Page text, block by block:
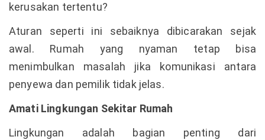
kerusakan tertentu?
Aturan seperti ini sebaiknya dibicarakan sejak
awal. Rumah yang nyaman tetap bisa
menimbulkan masalah jika komunikasi antara
penyewa dan pemilik tidak jelas.
Amati Lingkungan Sekitar Rumah
Lingkungan adalah bagian penting dari